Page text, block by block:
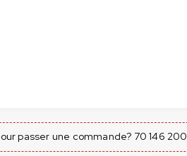
passer une commande? 70 146 200